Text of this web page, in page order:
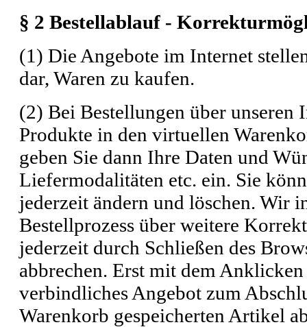
§ 2 Bestellablauf -
(1) Die Angebote im Internet
dar, Waren zu kaufen.
(2) Bei Bestellungen über unseren
Produkte in den virtuellen
geben Sie dann Ihre Daten und
Liefermodalitäten etc. ein. Sie
jederzeit ändern und löschen. Wir
Bestellprozess über weitere
jederzeit durch Schließen des
abbrechen. Erst mit dem
verbindliches Angebot zum
Warenkorb gespeicherten Artikel